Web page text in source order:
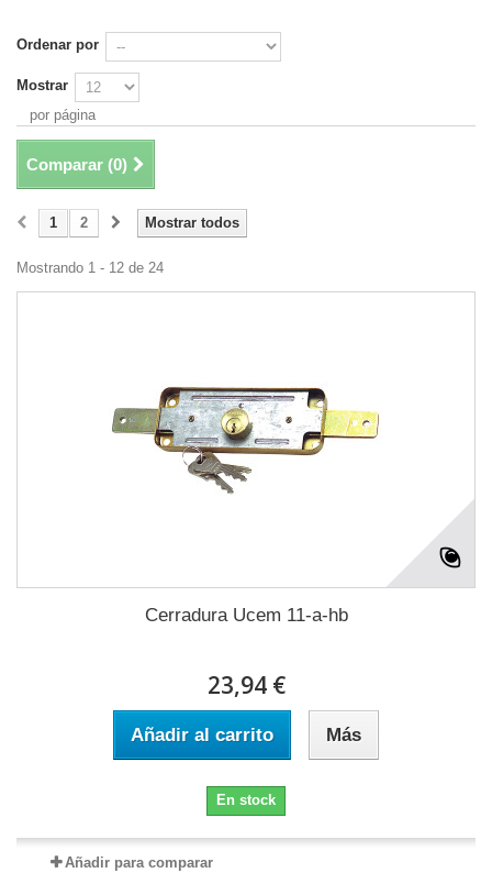
Ordenar por
Mostrar
por página
Comparar (0)
Mostrar todos
1 2
Mostrando 1 - 12 de 24
Cerradura Ucem 11-a-hb
23,94 €
Añadir al carrito Más
En stock
Añadir para comparar